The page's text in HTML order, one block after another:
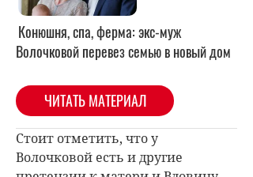
Конюшня, спа, ферма: экс-муж
Волочковой перевез семью в новый дом
ЧИТАТЬ МАТЕРИАЛ
Стоит отметить, что у
Волочковой есть и другие